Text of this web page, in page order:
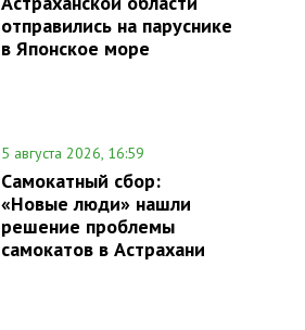
отправились на паруснике
в Японское море
5 августа 2026, 16:59
Самокатный сбор:
«Новые люди» нашли
решение проблемы
самокатов в Астрахани